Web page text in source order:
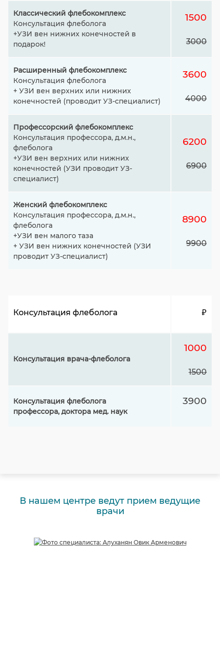
Классический флебокомплекс
Консультация флеболога
+УЗИ вен нижних конечностей в
подарок!
1500
3000
Расширенный флебокомплекс
Консультация флеболога
+ УЗИ вен верхних или нижних
конечностей (проводит УЗ-специалист)
3600
4000
Профессорский флебокомплекс
Консультация профессора, д.м.н.,
флеболога
+УЗИ вен верхних или нижних
конечностей (УЗИ проводит УЗ-
специалист)
6200
6900
Женский флебокомплекс
Консультация профессора, д.м.н.,
флеболога
+УЗИ вен малого таза
+ УЗИ вен нижних конечностей (УЗИ
проводит УЗ-специалист)
8900
9900
Консультация флеболога ₽
Консультация врача-флеболога
1000
1500
Консультация флеболога
профессора, доктора мед. наук
3900
В нашем центре ведут прием ведущие
врачи